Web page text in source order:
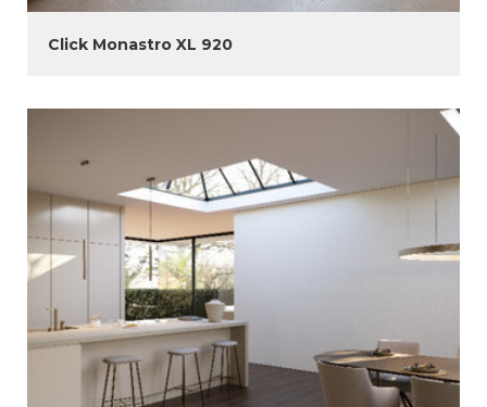
Click Monastro XL 920